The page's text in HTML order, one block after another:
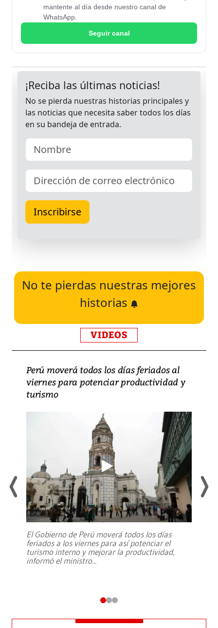
mantente al día desde nuestro canal de
WhatsApp.
Seguir canal
No te pierdas nuestras mejores
historias
VIDEOS
Perú moverá todos los días feriados al
viernes para potenciar productividad y
turismo
El Gobierno de Perú moverá todos los días
feriados a los viernes para así potenciar el
turismo interno y mejorar la productividad,
informó el ministro...